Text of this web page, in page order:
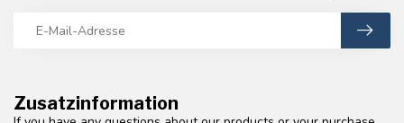
Zusatzinformation